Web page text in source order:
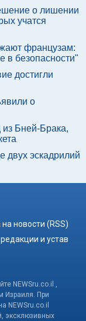
о лишении
учатся
французам:
в безопасности"
достигли
о
Бней-Брака,
двух эскадрилий
новости (RSS)
и устав
NEWSru.co.il ,
Израиля. При
NEWSru.co.il
эксклюзивных